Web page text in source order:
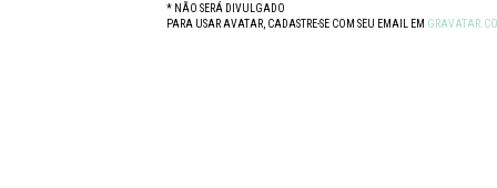
* NÃO SERÁ DIVULGADO
PARA USAR AVATAR, CADASTRE-SE COM SEU EMAIL EM